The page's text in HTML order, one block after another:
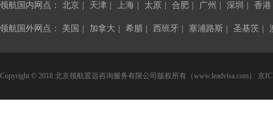
领航国内网点： 北京 天津 上海 太原 合肥 广州 深圳 香港
领航国外网点： 美国 加拿大 希腊 西班牙 塞浦路斯 圣基茨
Copyright © 2018 北京领航置远咨询服务有限公司版权所有（www.leadvisa.com） 京